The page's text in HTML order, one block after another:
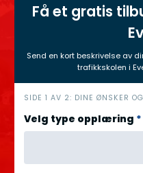
Få et gratis
Send en kort beskrivelse av
trafikkskolen i
h
e
r
SIDE 1 AV 2: DINE ØNSKER
Velg type opplæring *